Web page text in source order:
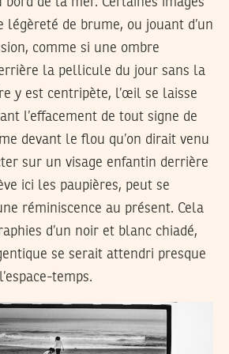
légèreté de brume, ou jouant d’un
comme si une ombre
la pellicule du jour sans la
y est centripète, l’œil se laisse
l’effacement de tout signe de
devant le flou qu’on dirait venu
sur un visage enfantin derrière
ici les paupières, peut se
réminiscence au présent. Cela
d’un noir et blanc chiadé,
se serait attendri presque
temps.